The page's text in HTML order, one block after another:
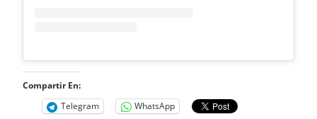
Compartir En:
Telegram
WhatsApp